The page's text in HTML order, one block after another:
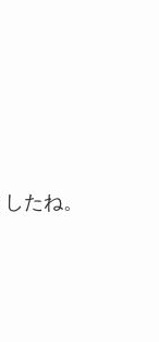
たね。